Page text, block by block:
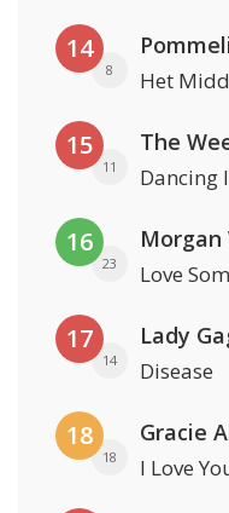
14
8 Het
15
11
The
Dancing
16
23
Morgan
Love
17
14
Lady
Disease
18
18
Gracie
I Love